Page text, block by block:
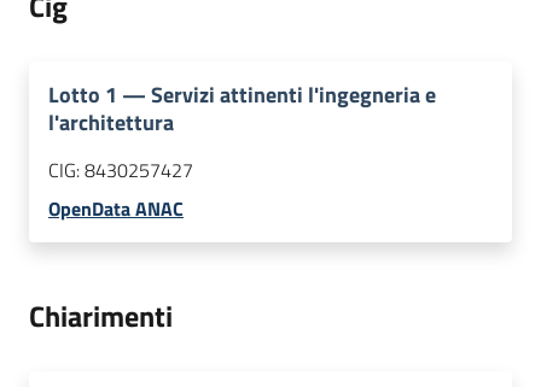
Lotto 1 —Servizi attinenti l'ingegneria e
l'architettura
CIG:8430257427
OpenData ANAC
Chiarimenti